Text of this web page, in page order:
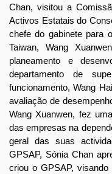
Chan, visitou a
Activos Estatais do
chefe do gabinete para
Taiwan, Wang
planeamento e
departamento de
funcionamento, Wang
avaliação de
Wang Xuanwen, fez
das empresas na
geral das suas
GPSAP, Sónia Chan
criou o GPSAP,